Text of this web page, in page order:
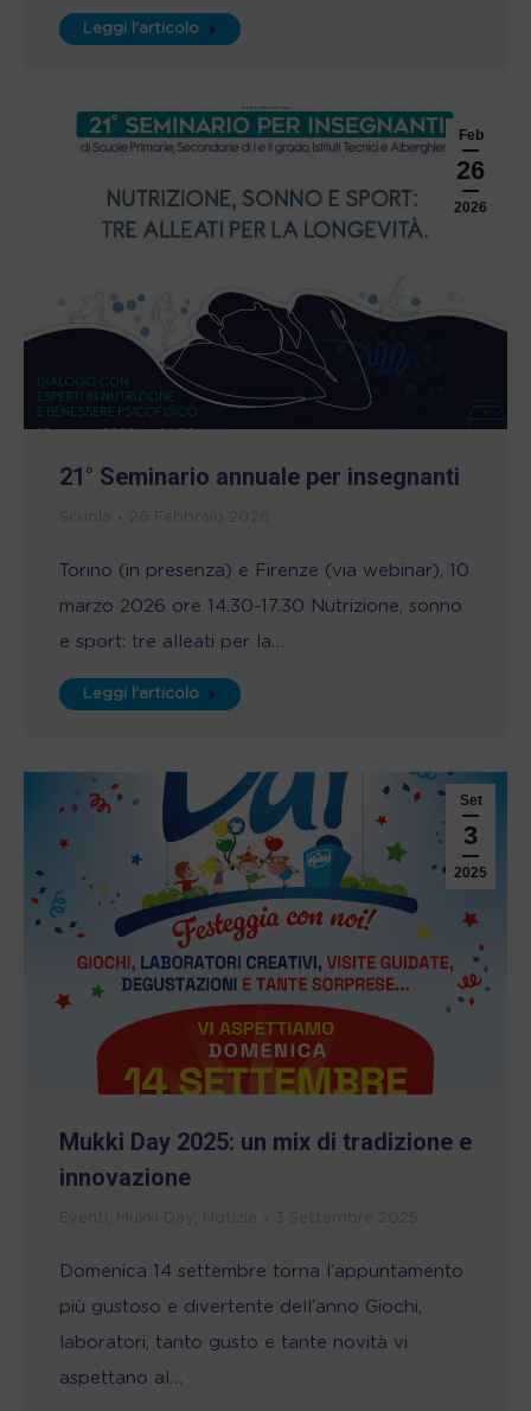
Leggi l'articolo
Feb
26
2026
21° Seminario annuale per insegnanti
Torino (in presenza) e Firenze (via webinar), 10
marzo 2026 ore 14.30-17.30 Nutrizione, sonno
e sport: tre alleati per la…
Leggi l'articolo
Set
3
2025
Mukki Day 2025: un mix di tradizione e
innovazione
Domenica 14 settembre torna l’appuntamento
più gustoso e divertente dell’anno Giochi,
laboratori, tanto gusto e tante novità vi
aspettano al…